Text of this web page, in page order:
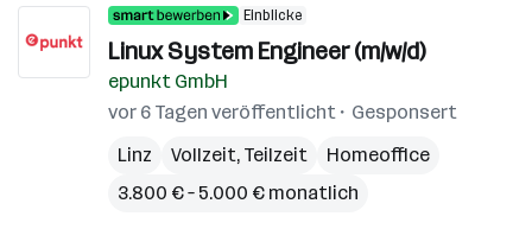
Einblicke
Linux System Engineer (m/w/d)
epunkt GmbH
vor 6 Tagen veröffentlicht
Gesponsert
Linz
Vollzeit, Teilzeit
Homeoffice
3.800 € – 5.000 € monatlich